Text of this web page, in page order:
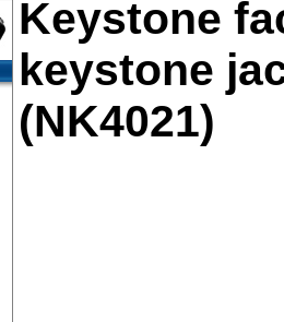
Keystone
keystone
(NK4021)